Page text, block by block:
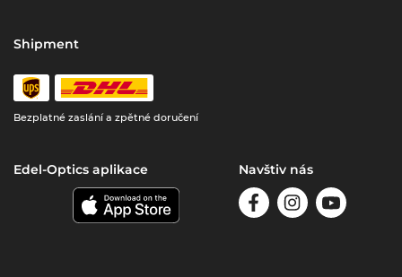
Shipment
Bezplatné zaslání a zpětné doručení
Edel-Optics aplikace Navštiv nás